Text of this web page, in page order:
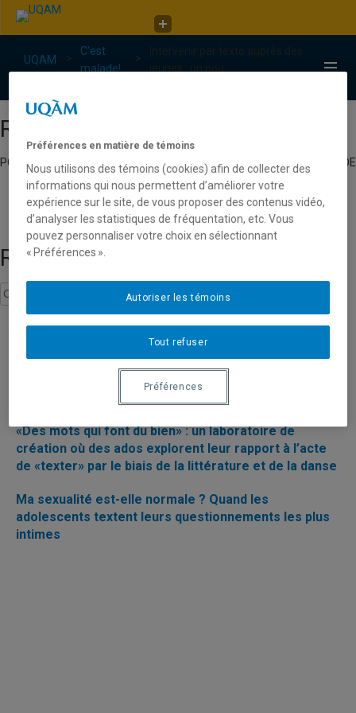
C'est malade!
UQAM
C'est
malade!
Intervenir par texto auprès des
jeunes : un nou...
Répertoire
POUR TROUVER UN CHERCHEUR EXPERT EN JEUNESSE DU RÉSEAU DE
L’UNIVERSITÉ DU QUÉBEC.
Recherche
messagerie texte
Intervenir par texto auprès des jeunes : un nouveau
«Des mots qui font du bien» : un laboratoire de
création où des ados explorent leur rapport à l’acte
de «texter» par le biais de la littérature et de la danse
Ma sexualité est-elle normale ? Quand les
adolescents textent leurs questionnements les plus
intimes
Préférences en matière de témoins
Nous utilisons des témoins (cookies) afin de collecter des
informations qui nous permettent d’améliorer votre
expérience sur le site, de vous proposer des contenus vidéo,
d’analyser les statistiques de fréquentation, etc. Vous
pouvez personnaliser votre choix en sélectionnant
« Préférences ».
Tout refuser
Autoriser les témoins
Préférences